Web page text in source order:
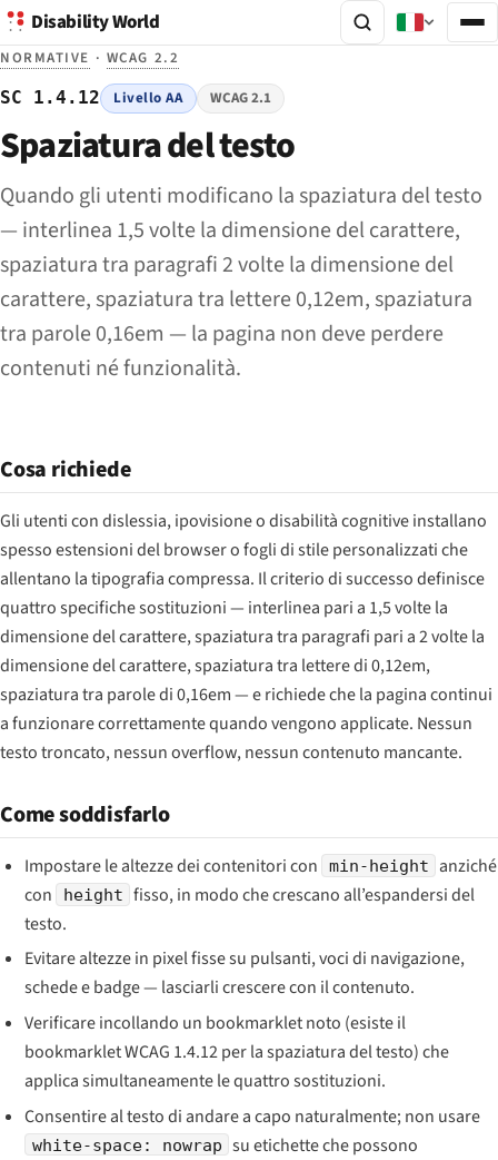
Disability World
NORMATIVE · WCAG 2.2
SC 1.4.12 Livello AA WCAG 2.1
Spaziatura del testo
Quando gli utenti modificano la spaziatura del testo
— interlinea 1,5 volte la dimensione del carattere,
spaziatura tra paragrafi 2 volte la dimensione del
carattere, spaziatura tra lettere 0,12em, spaziatura
tra parole 0,16em — la pagina non deve perdere
contenuti né funzionalità.
Cosa richiede
Gli utenti con dislessia, ipovisione o disabilità cognitive installano
spesso estensioni del browser o fogli di stile personalizzati che
allentano la tipografia compressa. Il criterio di successo definisce
quattro specifiche sostituzioni — interlinea pari a 1,5 volte la
dimensione del carattere, spaziatura tra paragrafi pari a 2 volte la
dimensione del carattere, spaziatura tra lettere di 0,12em,
spaziatura tra parole di 0,16em — e richiede che la pagina continui
a funzionare correttamente quando vengono applicate. Nessun
testo troncato, nessun overflow, nessun contenuto mancante.
Come soddisfarlo
Impostare le altezze dei contenitori con min-height
anziché
con
height fisso, in modo che crescano all’espandersi del
testo.
Evitare altezze in pixel fisse su pulsanti, voci di navigazione,
schede e badge — lasciarli crescere con il contenuto.
Verificare incollando un bookmarklet noto (esiste il
bookmarklet WCAG 1.4.12 per la spaziatura del testo) che
applica simultaneamente le quattro sostituzioni.
Consentire al testo di andare a capo naturalmente; non usare
white-space: nowrap su etichette che possono